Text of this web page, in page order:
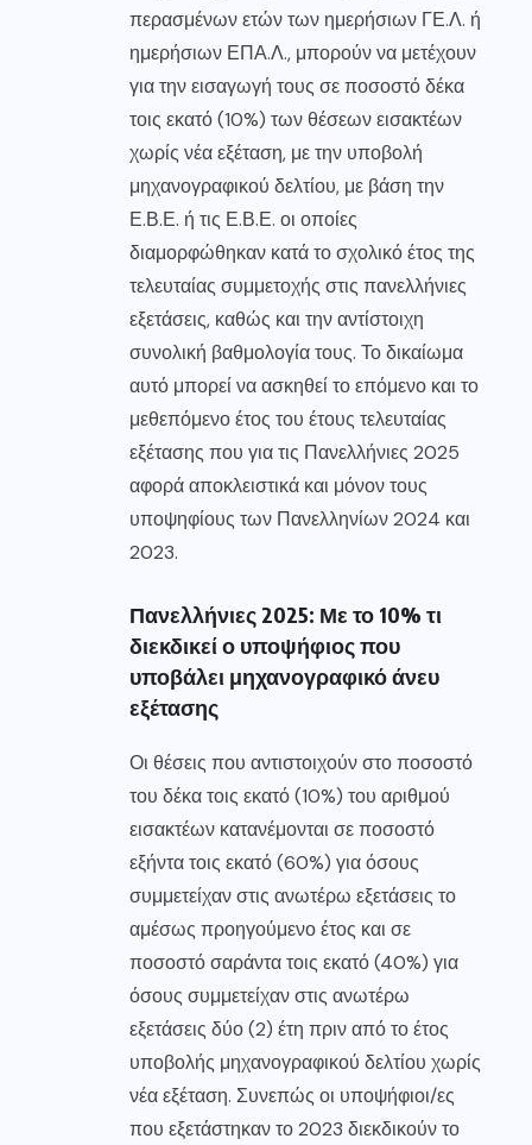
περασμένων ετών των ημερήσιων ΓΕ.Λ. ή
ημερήσιων ΕΠΑ.Λ., μπορούν να μετέχουν
για την εισαγωγή τους σε ποσοστό δέκα
τοις εκατό (10%) των θέσεων εισακτέων
χωρίς νέα εξέταση, με την υποβολή
μηχανογραφικού δελτίου, με βάση την
Ε.Β.Ε. ή τις Ε.Β.Ε. οι οποίες
διαμορφώθηκαν κατά το σχολικό έτος της
τελευταίας συμμετοχής στις πανελλήνιες
εξετάσεις, καθώς και την αντίστοιχη
συνολική βαθμολογία τους. Το δικαίωμα
αυτό μπορεί να ασκηθεί το επόμενο και το
μεθεπόμενο έτος του έτους τελευταίας
εξέτασης που για τις Πανελλήνιες 2025
αφορά αποκλειστικά και μόνον τους
υποψηφίους των Πανελληνίων 2024 και
2023.
Πανελλήνιες 2025: Με το 10% τι
διεκδικεί ο υποψήφιος που
υποβάλει μηχανογραφικό άνευ
εξέτασης
Οι θέσεις που αντιστοιχούν στο ποσοστό
του δέκα τοις εκατό (10%) του αριθμού
εισακτέων κατανέμονται σε ποσοστό
εξήντα τοις εκατό (60%) για όσους
συμμετείχαν στις ανωτέρω εξετάσεις το
αμέσως προηγούμενο έτος και σε
ποσοστό σαράντα τοις εκατό (40%) για
όσους συμμετείχαν στις ανωτέρω
εξετάσεις δύο (2) έτη πριν από το έτος
υποβολής μηχανογραφικού δελτίου χωρίς
νέα εξέταση. Συνεπώς οι υποψήφιοι/ες
που εξετάστηκαν το 2023 διεκδικούν το